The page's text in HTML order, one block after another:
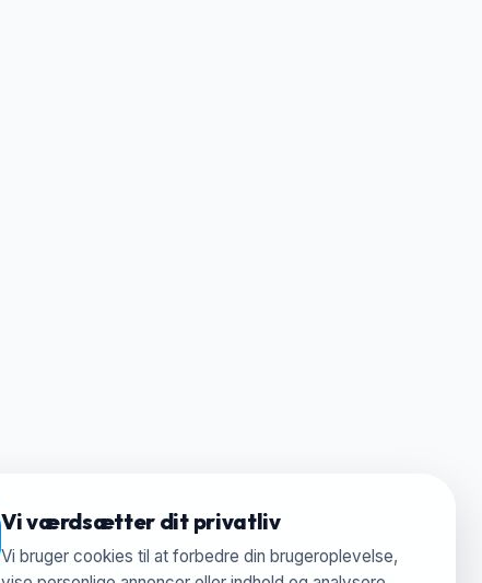
Vi værdsætter dit privatliv
Vi bruger cookies til at forbedre din brugeroplevelse,